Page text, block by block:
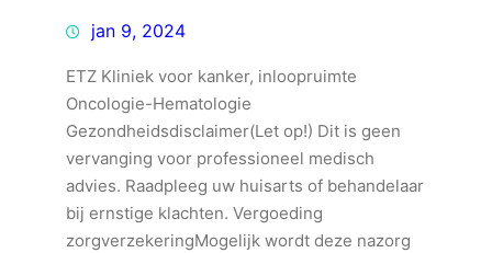
jan 9, 2024
ETZ Kliniek voor kanker, inloopruimte
Oncologie-Hematologie
Gezondheidsdisclaimer(Let op!) Dit is geen
vervanging voor professioneel medisch
advies. Raadpleeg uw huisarts of behandelaar
bij ernstige klachten. Vergoeding
zorgverzekeringMogelijk wordt deze nazorg